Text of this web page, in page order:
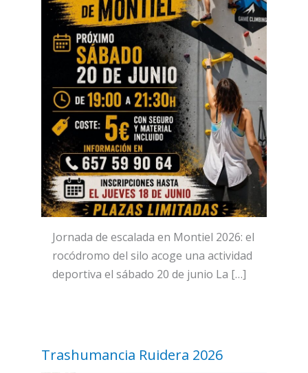
Jornada de escalada en Montiel 2026: el
rocódromo del silo acoge una actividad
deportiva el sábado 20 de junio La […]
Trashumancia Ruidera 2026